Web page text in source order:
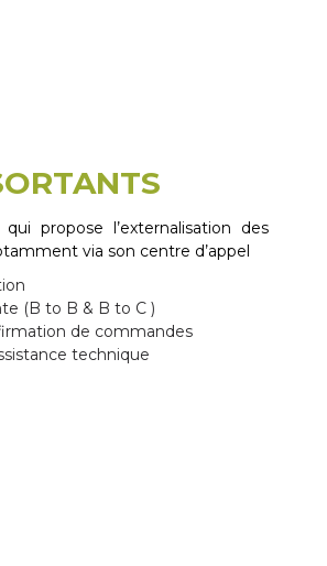
propose l’externalisation des
via son centre d’appel
(B to B & B to C )
de commandes
technique